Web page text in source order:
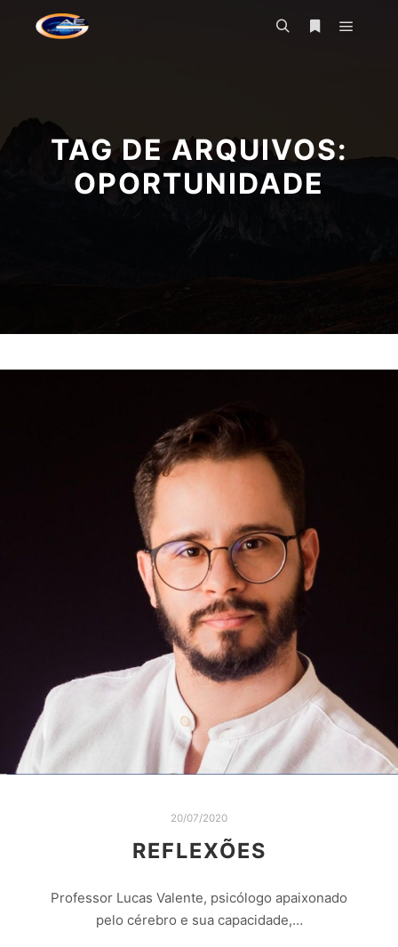
TAG DE ARQUIVOS:
OPORTUNIDADE
20/07/2020
REFLEXÕES
Professor Lucas Valente, psicólogo apaixonado
pelo cérebro e sua capacidade,…